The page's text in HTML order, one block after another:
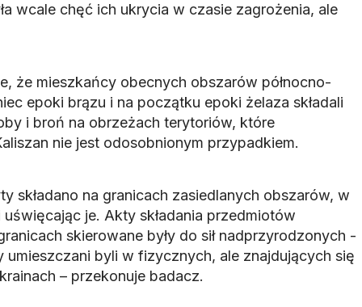
wcale chęć ich ukrycia w czasie zagrożenia, ale
że mieszkańcy obecnych obszarów północno-
epoki brązu i na początku epoki żelaza składali
i broń na obrzeżach terytoriów, które
nie jest odosobnionym przypadkiem.
składano na granicach zasiedlanych obszarów, w
je. Akty składania przedmiotów
skierowane były do sił nadprzyrodzonych -
byli w fizycznych, ale znajdujących się
– przekonuje badacz.